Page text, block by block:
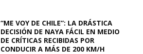
“ME VOY DE CHILE”: LA DRÁSTICA
DECISIÓN DE NAYA FÁCIL EN MEDIO
DE CRÍTICAS RECIBIDAS POR
CONDUCIR A MÁS DE 200 KM/H